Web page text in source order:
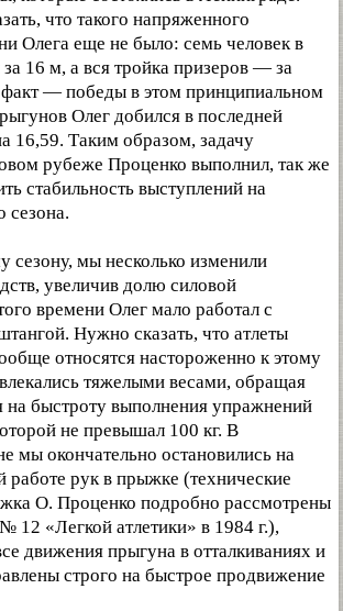
что такого напряженного
Олега еще не было: семь человек в
16 м, а вся тройка призеров — за
— победы в этом принципиальном
Олег добился в последней
16,59. Таким образом, задачу
рубеже Проценко выполнил, так же
стабильность выступлений на
сезона.
сезону, мы несколько изменили
увеличив долю силовой
времени Олег мало работал с
Нужно сказать, что атлеты
относятся настороженно к этому
тяжелыми весами, обращая
быстроту выполнения упражнений
не превышал 100 кг. В
мы окончательно остановились на
работе рук в прыжке (технические
О. Проценко подробно рассмотрены
12 «Легкой атлетики» в 1984 г.),
движения прыгуна в отталкиваниях и
строго на быстрое продвижение